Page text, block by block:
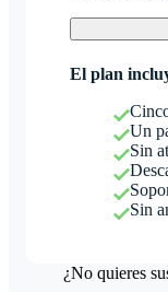
El plan
Un
Sin
Sin
¿No quieres